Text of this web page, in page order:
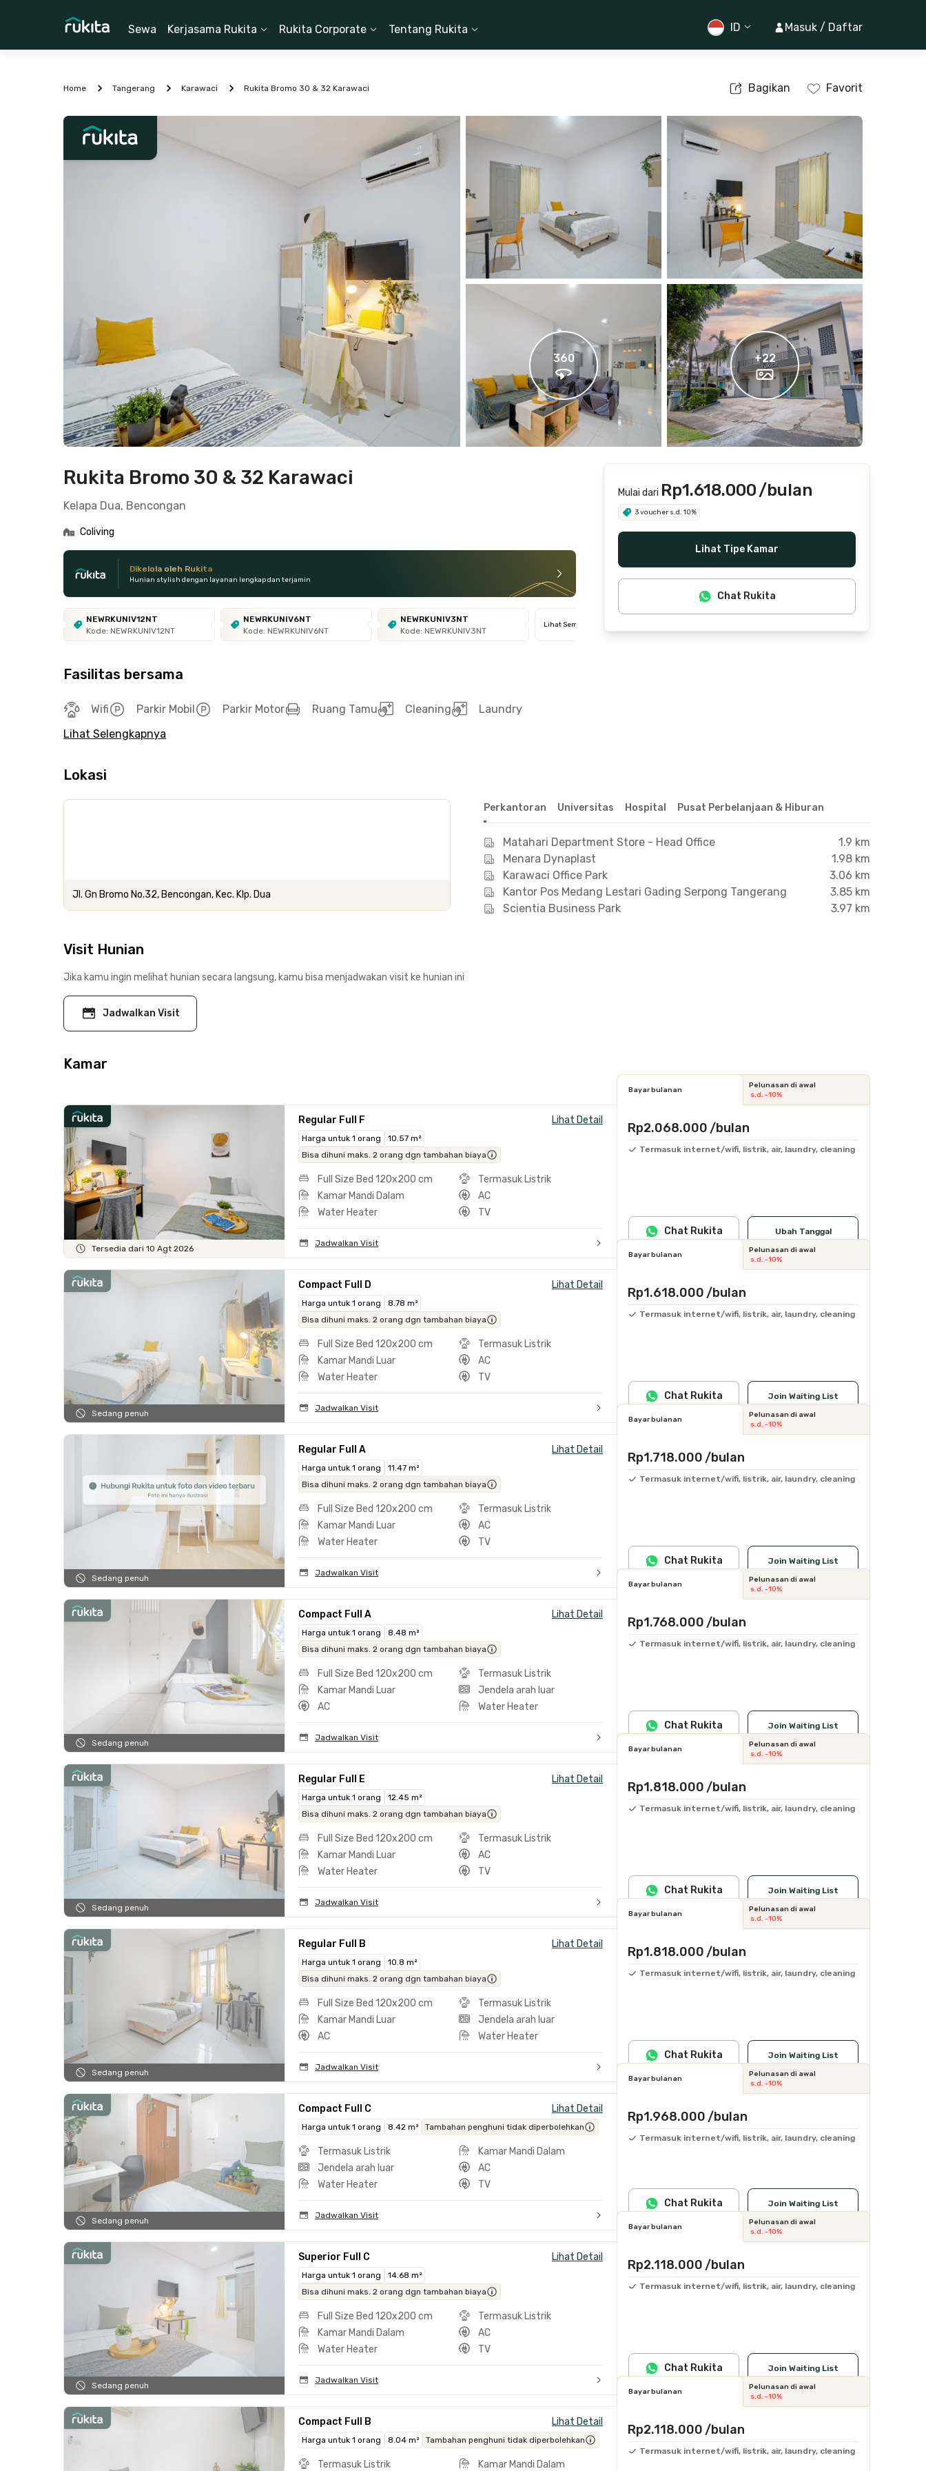
Sewa Kerjasama Rukita Rukita Corporate Tentang Rukita ID Masuk / Daftar
Home Tangerang Karawaci Rukita Bromo 30 & 32 Karawaci Bagikan Favorit
360 +22
Rukita Bromo 30 & 32 Karawaci
Kelapa Dua, Bencongan
Coliving
Dikelola oleh Rukita
Hunian stylish dengan layanan lengkap dan terjamin
NEWRKUNIV12NT
Kode: NEWRKUNIV12NT
NEWRKUNIV6NT
Kode: NEWRKUNIV6NT
NEWRKUNIV3NT
Kode: NEWRKUNIV3NT
Lihat Semua
Fasilitas bersama
Wifi Parkir Mobil Parkir Motor Ruang Tamu Cleaning
Laundry
Lihat Selengkapnya
Mulai dari Rp1.618.000/bulan
3 voucher s.d. 10%
Lihat Tipe Kamar
Chat Rukita
Lokasi
Jl. Gn Bromo No.32, Bencongan, Kec. Klp. Dua
Perkantoran Universitas Hospital Pusat Perbelanjaan & Hiburan
Matahari Department Store - Head Office
1.9 km
Menara Dynaplast
1.98 km
Karawaci Office Park
3.06 km
Kantor Pos Medang Lestari Gading Serpong Tangerang
3.85 km
Scientia Business Park
3.97 km
Visit Hunian
Jika kamu ingin melihat hunian secara langsung, kamu bisa menjadwakan visit ke hunian ini
Jadwalkan Visit
Kamar
Tersedia dari 10 Agt 2026
Regular Full F Lihat Detail
Harga untuk 1 orang
10.57 m²
Bisa dihuni maks. 2 orang dgn tambahan biaya
Full Size Bed 120x200 cm
Termasuk Listrik
Kamar Mandi Dalam
AC
Water Heater
TV
Jadwalkan Visit
Bayar bulanan
Pelunasan di awal
s.d. -10%
Rp2.068.000 /bulan
Termasuk internet/wifi, listrik, air, laundry, cleaning
Ubah Tanggal
Chat Rukita
Sedang penuh
Compact Full D Lihat Detail
Harga untuk 1 orang
8.78 m²
Bisa dihuni maks. 2 orang dgn tambahan biaya
Full Size Bed 120x200 cm
Termasuk Listrik
Kamar Mandi Luar
AC
Water Heater
TV
Jadwalkan Visit
Bayar bulanan
Pelunasan di awal
s.d. -10%
Rp1.618.000 /bulan
Termasuk internet/wifi, listrik, air, laundry, cleaning
Join Waiting List
Chat Rukita
Sedang penuh
Regular Full A Lihat Detail
Harga untuk 1 orang
11.47 m²
Bisa dihuni maks. 2 orang dgn tambahan biaya
Full Size Bed 120x200 cm
Termasuk Listrik
Kamar Mandi Luar
AC
Water Heater
TV
Jadwalkan Visit
Bayar bulanan
Pelunasan di awal
s.d. -10%
Rp1.718.000 /bulan
Termasuk internet/wifi, listrik, air, laundry, cleaning
Join Waiting List
Chat Rukita
Sedang penuh
Compact Full A Lihat Detail
Harga untuk 1 orang
8.48 m²
Bisa dihuni maks. 2 orang dgn tambahan biaya
Full Size Bed 120x200 cm
Termasuk Listrik
Kamar Mandi Luar
Jendela arah luar
AC
Water Heater
Jadwalkan Visit
Bayar bulanan
Pelunasan di awal
s.d. -10%
Rp1.768.000 /bulan
Termasuk internet/wifi, listrik, air, laundry, cleaning
Join Waiting List
Chat Rukita
Sedang penuh
Regular Full E Lihat Detail
Harga untuk 1 orang
12.45 m²
Bisa dihuni maks. 2 orang dgn tambahan biaya
Full Size Bed 120x200 cm
Termasuk Listrik
Kamar Mandi Luar
AC
Water Heater
TV
Jadwalkan Visit
Bayar bulanan
Pelunasan di awal
s.d. -10%
Rp1.818.000 /bulan
Termasuk internet/wifi, listrik, air, laundry, cleaning
Join Waiting List
Chat Rukita
Sedang penuh
Regular Full B Lihat Detail
Harga untuk 1 orang
10.8 m²
Bisa dihuni maks. 2 orang dgn tambahan biaya
Full Size Bed 120x200 cm
Termasuk Listrik
Kamar Mandi Luar
Jendela arah luar
AC
Water Heater
Jadwalkan Visit
Bayar bulanan
Pelunasan di awal
s.d. -10%
Rp1.818.000 /bulan
Termasuk internet/wifi, listrik, air, laundry, cleaning
Join Waiting List
Chat Rukita
Sedang penuh
Compact Full C Lihat Detail
Harga untuk 1 orang 8.42 m² Tambahan penghuni tidak diperbolehkan
Termasuk Listrik
Kamar Mandi Dalam
Jendela arah luar
AC
Water Heater
TV
Jadwalkan Visit
Bayar bulanan
Pelunasan di awal
s.d. -10%
Rp1.968.000 /bulan
Termasuk internet/wifi, listrik, air, laundry, cleaning
Join Waiting List
Chat Rukita
Sedang penuh
Superior Full C Lihat Detail
Harga untuk 1 orang
14.68 m²
Bisa dihuni maks. 2 orang dgn tambahan biaya
Full Size Bed 120x200 cm
Termasuk Listrik
Kamar Mandi Dalam
AC
Water Heater
TV
Jadwalkan Visit
Bayar bulanan
Pelunasan di awal
s.d. -10%
Rp2.118.000 /bulan
Termasuk internet/wifi, listrik, air, laundry, cleaning
Join Waiting List
Chat Rukita
Compact Full B Lihat Detail
Harga untuk 1 orang 8.04 m² Tambahan penghuni tidak diperbolehkan
Termasuk Listrik Kamar Mandi Dalam
Bayar bulanan
Pelunasan di awal
s.d. -10%
Rp2.118.000 /bulan
Termasuk internet/wifi, listrik, air, laundry, cleaning